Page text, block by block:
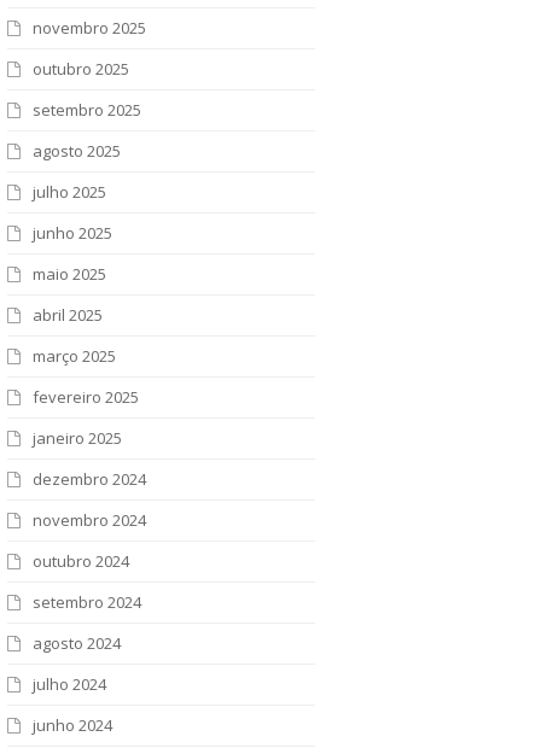
novembro 2025
outubro 2025
setembro 2025
agosto 2025
julho 2025
junho 2025
maio 2025
abril 2025
março 2025
fevereiro 2025
janeiro 2025
dezembro 2024
novembro 2024
outubro 2024
setembro 2024
agosto 2024
julho 2024
junho 2024